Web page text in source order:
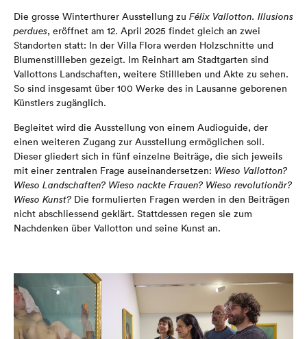
Die grosse Winterthurer Ausstellung zu Félix Vallotton. Illusions
perdues, eröffnet am 12. April 2025 findet gleich an zwei
Standorten statt: In der Villa Flora werden Holzschnitte und
Blumenstillleben gezeigt. Im Reinhart am Stadtgarten sind
Vallottons Landschaften, weitere Stillleben und Akte zu sehen.
So sind insgesamt über 100 Werke des in Lausanne geborenen
Künstlers zugänglich.
Begleitet wird die Ausstellung von einem Audioguide, der
einen weiteren Zugang zur Ausstellung ermöglichen soll.
Dieser gliedert sich in fünf einzelne Beiträge, die sich jeweils
mit einer zentralen Frage auseinandersetzen: Wieso Vallotton?
Wieso Landschaften? Wieso nackte Frauen? Wieso revolutionär?
Wieso Kunst? Die formulierten Fragen werden in den Beiträgen
nicht abschliessend geklärt. Stattdessen regen sie zum
Nachdenken über Vallotton und seine Kunst an.